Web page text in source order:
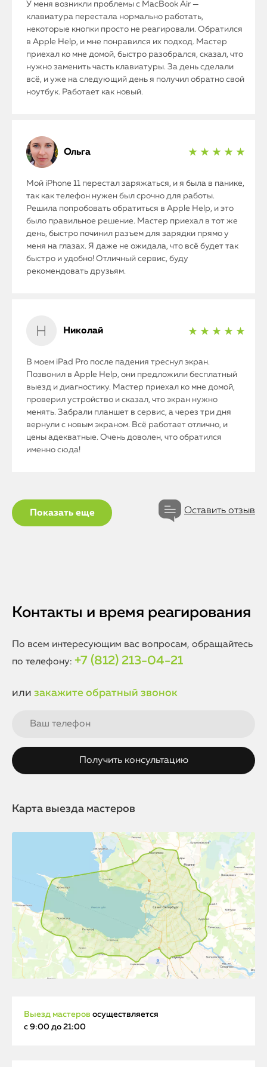
У меня возникли проблемы с MacBook Air —
клавиатура перестала нормально работать,
некоторые кнопки просто не реагировали. Обратился
в Apple Help, и мне понравился их подход. Мастер
приехал ко мне домой, быстро разобрался, сказал, что
нужно заменить часть клавиатуры. За день сделали
всё, и уже на следующий день я получил обратно свой
ноутбук. Работает как новый.
Ольга ★ ★ ★ ★ ★
Мой iPhone 11 перестал заряжаться, и я была в панике,
так как телефон нужен был срочно для работы.
Решила попробовать обратиться в Apple Help, и это
было правильное решение. Мастер приехал в тот же
день, быстро починил разъем для зарядки прямо у
меня на глазах. Я даже не ожидала, что всё будет так
быстро и удобно! Отличный сервис, буду
рекомендовать друзьям.
Николай ★ ★ ★ ★ ★
В моем iPad Pro после падения треснул экран.
Позвонил в Apple Help, они предложили бесплатный
выезд и диагностику. Мастер приехал ко мне домой,
проверил устройство и сказал, что экран нужно
менять. Забрали планшет в сервис, а через три дня
вернули с новым экраном. Всё работает отлично, и
цены адекватные. Очень доволен, что обратился
именно сюда!
Показать еще Оставить отзыв
Контакты и время реагирования
По всем интересующим вас вопросам, обращайтесь
по телефону: +7 (812) 213-04-21
или закажите обратный звонок
Карта выезда мастеров
Выезд мастеров осуществляется
с 9:00 до 21:00